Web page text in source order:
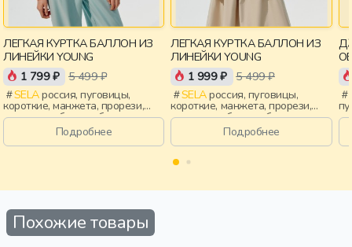
ЛЕГКАЯ КУРТКА БАЛЛОН ИЗ
ЛИНЕЙКИ YOUNG
1 799 ₽ 5 499 ₽
SELAроссия, пуговицы,
короткие, манжета, прорези,
воротник, сборки, объемные,
воротник-стойка, девочки,
старшеклассники, дети
Подробнее
ЛЕГКАЯ КУРТКА БАЛЛОН ИЗ
ЛИНЕЙКИ YOUNG
1 999 ₽ 5 499 ₽
SELAроссия, пуговицы,
короткие, манжета, прорези,
воротник, сборки, объемные,
воротник-стойка, девочки,
старшеклассники, дети
Подробнее
Похожие товары